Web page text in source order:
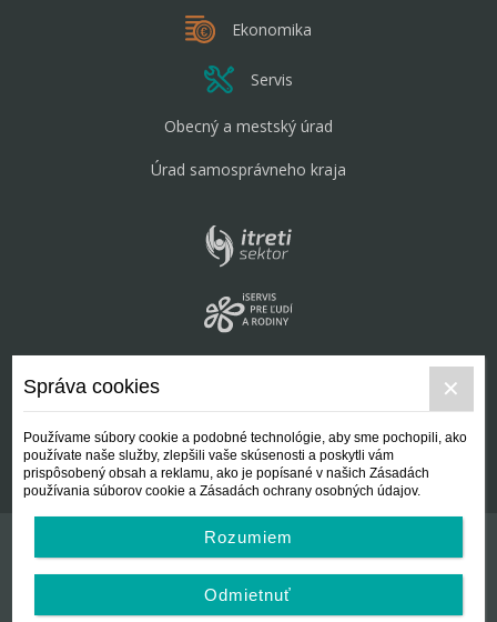
Ekonomika
Servis
Obecný a mestský úrad
Úrad samosprávneho kraja
Kontakt
Všeobecné podmienky
Správa cookies
Používame súbory cookie a podobné technológie, aby sme pochopili, ako
používate naše služby, zlepšili vaše skúsenosti a poskytli vám
prispôsobený obsah a reklamu, ako je popísané v našich Zásadách
používania súborov cookie a Zásadách ochrany osobných údajov.
Rozumiem
Odmietnuť